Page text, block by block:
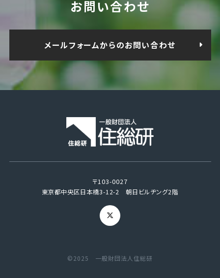
お問い合わせ
メールフォームからのお問い合わせ
〒103-0027
東京都中央区日本橋3-12-2 朝日ビルヂング2階
©2025 一般財団法人住総研